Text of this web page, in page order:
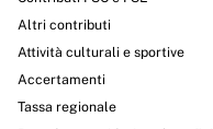
Altri contributi
Attività culturali e sportive
Accertamenti
Tassa regionale